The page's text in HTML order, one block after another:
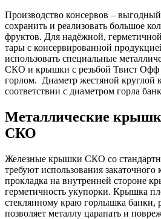
Производство консервов –
сохранить и реализовать большое
фруктов. Для надёжной,
тары с консервированной
использовать специальные
СКО и крышки с резьбой Твист Офф
горлом. Диаметр жестяной
соответствии с диаметром горла
Металлические
СКО
Железные крышки СКО со
требуют использования закаточного
прокладка на внутренней стороне
герметичность укупорки. Крышка
стеклянному краю горлышка банки,
позволяет металлу царапать и